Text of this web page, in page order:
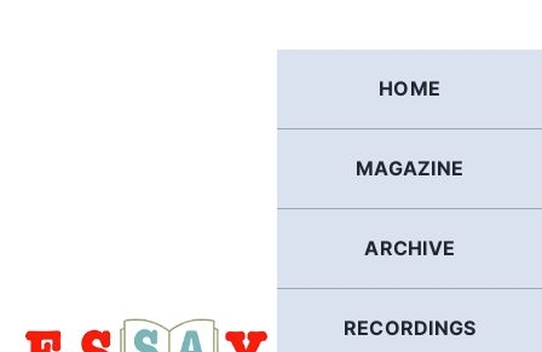
HOME
MAGAZINE
ARCHIVE
RECORDINGS